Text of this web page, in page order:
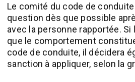
Le comité du code de
question dès que possible
avec la personne rapportée.
que le comportement
code de conduite, il décidera
sanction à appliquer, selon la